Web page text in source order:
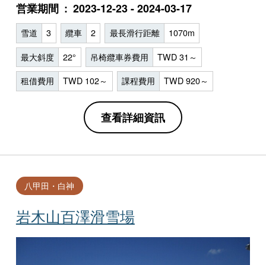
営業期間 2023-12-23 - 2024-03-17
雪道 3 纜車 2 最長滑行距離 1070m
最大斜度 22° 吊椅纜車券費用 TWD 31～
租借費用 TWD 102～ 課程費用 TWD 920～
查看詳細資訊
岩木山百澤滑雪場
八甲田・白神